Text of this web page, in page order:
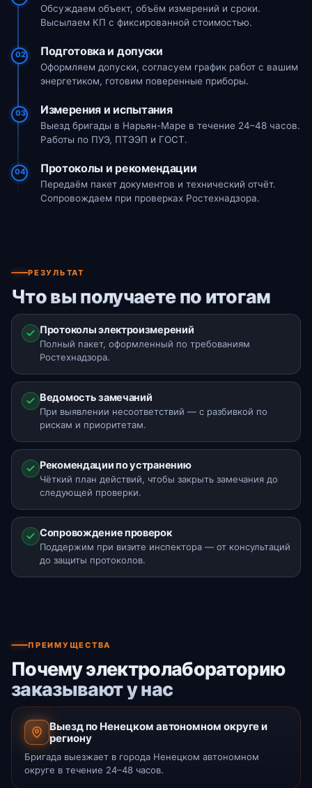
Обсуждаем объект, объём измерений и сроки.
Высылаем КП с фиксированной стоимостью.
02 Подготовка и допуски
Оформляем допуски, согласуем график работ с вашим
энергетиком, готовим поверенные приборы.
03 Измерения и испытания
Выезд бригады в Нарьян-Маре в течение 24–48 часов.
Работы по ПУЭ, ПТЭЭП и ГОСТ.
04 Протоколы и рекомендации
Передаём пакет документов и технический отчёт.
Сопровождаем при проверках Ростехнадзора.
РЕЗУЛЬТАТ
Что вы получаете по итогам
Протоколы электроизмерений
Полный пакет, оформленный по требованиям
Ростехнадзора.
Ведомость замечаний
При выявлении несоответствий — с разбивкой по
рискам и приоритетам.
Рекомендации по устранению
Чёткий план действий, чтобы закрыть замечания до
следующей проверки.
Сопровождение проверок
Поддержим при визите инспектора — от консультаций
до защиты протоколов.
ПРЕИМУЩЕСТВА
Почему электролабораторию
заказывают у нас
Выезд по Ненецком автономном округе и
региону
Бригада выезжает в города Ненецком автономном
округе в течение 24–48 часов.